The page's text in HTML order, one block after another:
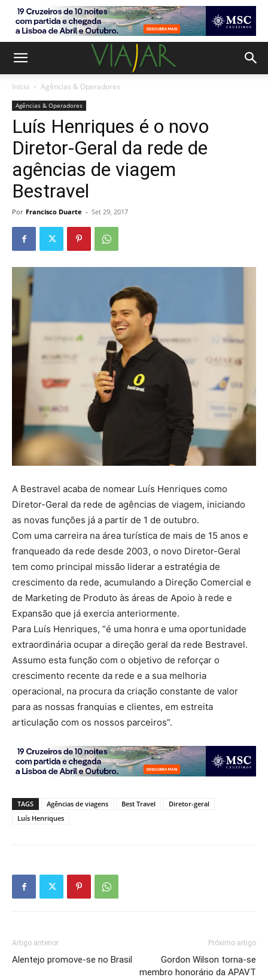
Início Agências & Operadores
Agências & Operadores
Luís Henriques é o novo
Diretor-Geral da rede de
agências de viagem
Bestravel
Por Francisco Duarte - Set 29, 2017
A Bestravel acaba de nomear Luís Henriques como
Diretor-Geral da rede de agências de viagem, iniciando
as novas funções já a partir de 1 de outubro.
Com uma carreira na área turística de mais de 15 anos e
franqueado da rede desde 2003, o novo Diretor-Geral
tem como principal missão liderar a estratégia de
crescimento da rede, acumulando a Direção Comercial e
de Marketing de Produto às áreas de Apoio à rede e
Expansão que já exercia anteriormente.
Para Luís Henriques, “é uma honra e uma oportunidade
extraordinária ocupar a direção geral da rede Bestravel.
Assumo esta função com o objetivo de reforçar o
crescimento recente da rede e a sua melhoria
operacional, na procura da criação constante de valor
para as nossas franquias e clientes, em estreita
articulação com os nossos parceiros”.
TAGS Agências de viagens Best Travel
Diretor-geral
Luís Henriques
Artigo anterior
Alentejo promove-se no Brasil
Próximo artigo
Gordon Wilson torna-se
membro honorário da APAVT